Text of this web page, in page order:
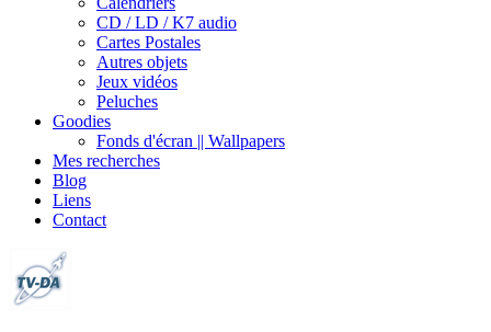
CD / LD / K7 audio
Cartes Postales
Autres objets
Jeux vidéos
Peluches
Goodies
Fonds d'écran || Wallpapers
Mes recherches
Blog
Liens
Contact